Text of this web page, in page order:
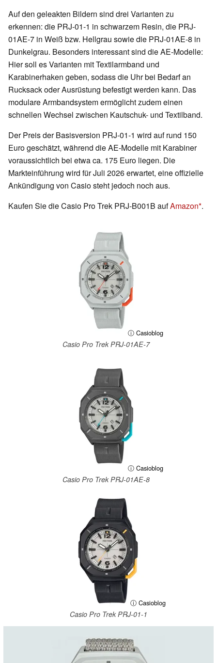
Auf den geleakten Bildern sind drei Varianten zu
erkennen: die PRJ-01-1 in schwarzem Resin, die PRJ-
01AE-7 in Weiß bzw. Hellgrau sowie die PRJ-01AE-8 in
Dunkelgrau. Besonders interessant sind die AE-Modelle:
Hier soll es Varianten mit Textilarmband und
Karabinerhaken geben, sodass die Uhr bei Bedarf an
Rucksack oder Ausrüstung befestigt werden kann. Das
modulare Armbandsystem ermöglicht zudem einen
schnellen Wechsel zwischen Kautschuk- und Textilband.
Der Preis der Basisversion PRJ-01-1 wird auf rund 150
Euro geschätzt, während die AE-Modelle mit Karabiner
voraussichtlich bei etwa ca. 175 Euro liegen. Die
Markteinführung wird für Juli 2026 erwartet, eine offizielle
Ankündigung von Casio steht jedoch noch aus.
Kaufen Sie die Casio Pro Trek PRJ-B001B aufAmazon .
ⓘ Casioblog
Casio Pro Trek PRJ-01AE-7
ⓘ Casioblog
Casio Pro Trek PRJ-01AE-8
ⓘ Casioblog
Casio Pro Trek PRJ-01-1